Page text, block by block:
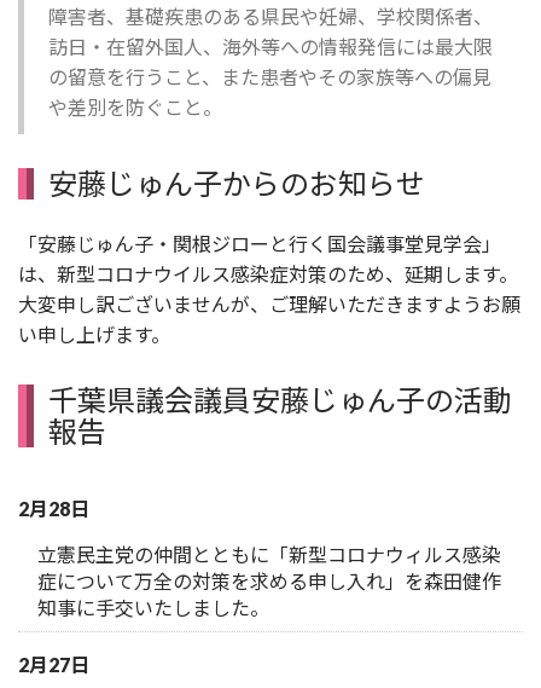
障害者、基礎疾患のある県民や妊婦、学校関係者、
訪日・在留外国人、海外等への情報発信には最大限
の留意を行うこと、また患者やその家族等への偏見
や差別を防ぐこと。
安藤じゅん子からのお知らせ
「安藤じゅん子・関根ジローと行く国会議事堂見学会」
は、新型コロナウイルス感染症対策のため、延期します。
大変申し訳ございませんが、ご理解いただきますようお願
い申し上げます。
千葉県議会議員安藤じゅん子の活動
報告
2月28日
立憲民主党の仲間とともに「新型コロナウィルス感染
症について万全の対策を求める申し入れ」を森田健作
知事に手交いたしました。
2月27日